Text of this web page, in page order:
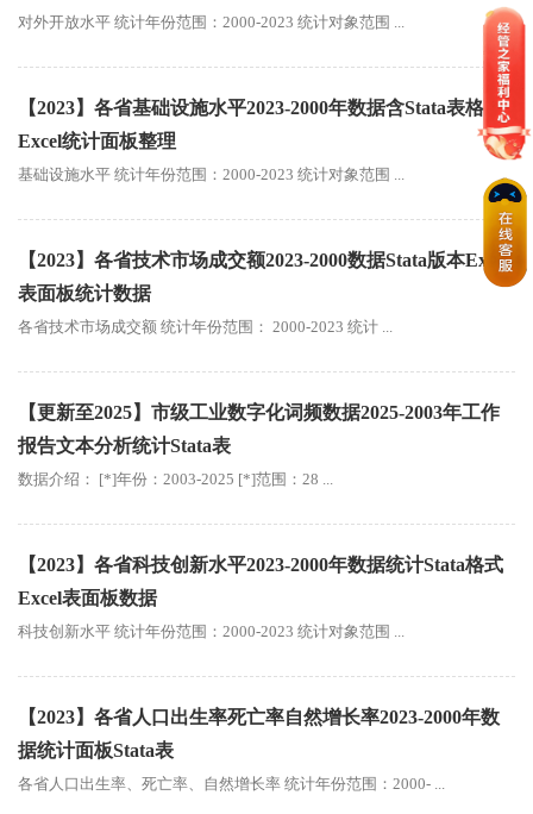
对外开放水平 统计年份范围：2000-2023 统计对象范围 ...
【2023】各省基础设施水平2023-2000年数据含Stata表格
Excel统计面板整理
基础设施水平 统计年份范围：2000-2023 统计对象范围 ...
【2023】各省技术市场成交额2023-2000数据Stata版本Excel
表面板统计数据
各省技术市场成交额 统计年份范围： 2000-2023 统计 ...
【更新至2025】市级工业数字化词频数据2025-2003年工作
报告文本分析统计Stata表
数据介绍： [*]年份：2003-2025 [*]范围：28 ...
【2023】各省科技创新水平2023-2000年数据统计Stata格式
Excel表面板数据
科技创新水平 统计年份范围：2000-2023 统计对象范围 ...
【2023】各省人口出生率死亡率自然增长率2023-2000年数
据统计面板Stata表
各省人口出生率、死亡率、自然增长率 统计年份范围：2000- ...